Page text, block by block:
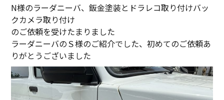
N様のラーダニーバ、鈑金塗装とドラレコ取り付けバッ
クカメラ取り付け
のご依頼を受けたまりました
ラーダニーバのＳ様のご紹介でした、初めてのご依頼あ
りがとうございました